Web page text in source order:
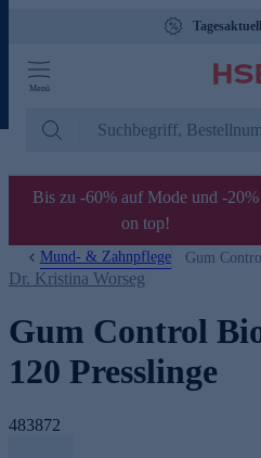
Menü
Bis zu -60% auf Mode und -20%
on top!
Mund- & Zahnpflege Gum
Dr. Kristina Worseg
Gum Control
120 Presslinge
483872